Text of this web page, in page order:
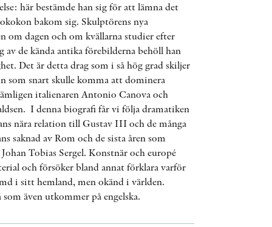
PEER REVIEW-PROCESSEN
här bestämde han sig för att lämna det
bakom sig. Skulptörens nya
om dagen och om kvällarna studier efter
de kända antika förebilderna behöll han
Det är detta drag som i så hög grad skiljer
som snart skulle komma att dominera
italienaren Antonio Canova och
I denna biografi får vi följa dramatiken
nära relation till Gustav III och de många
saknad av Rom och de sista åren som
Tobias Sergel. Konstnär och europé
och försöker bland annat förklara varför
i sitt hemland, men okänd i världen.
även utkommer på engelska.